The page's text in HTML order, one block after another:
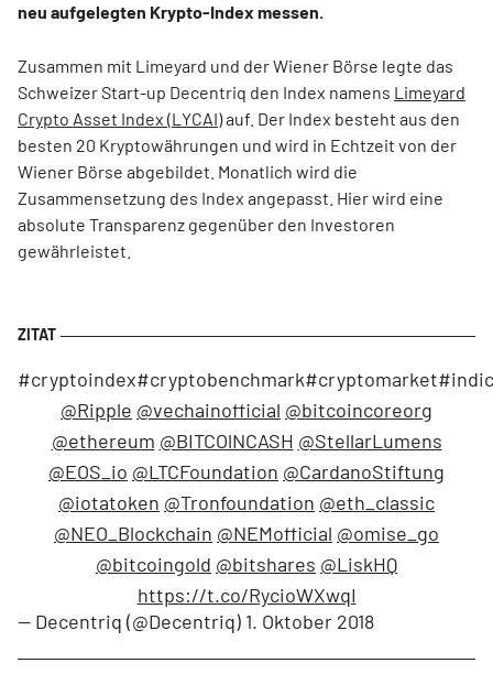
neu aufgelegten Krypto-Index messen.
Zusammen mit Limeyard und der Wiener Börse legte das
Schweizer Start-up Decentriq den Index namens Limeyard
Crypto Asset Index (LYCAI)auf. Der Index besteht aus den
besten 20 Kryptowährungen und wird in Echtzeit von der
Wiener Börse abgebildet. Monatlich wird die
Zusammensetzung des Index angepasst. Hier wird eine
absolute Transparenz gegenüber den Investoren
gewährleistet.
@Ripple @vechainofficial @bitcoincoreorg
@ethereum @BITCOlNCASH @StellarLumens
@EOS_io @LTCFoundation @CardanoStiftung
@iotatoken @Tronfoundation @eth_classic
@NEO_Blockchain @NEMofficial @omise_go
@bitcoingold @bitshares @LiskHQ
https://t.co/RycioWXwqI
— Decentriq (@Decentriq) 1. Oktober 2018